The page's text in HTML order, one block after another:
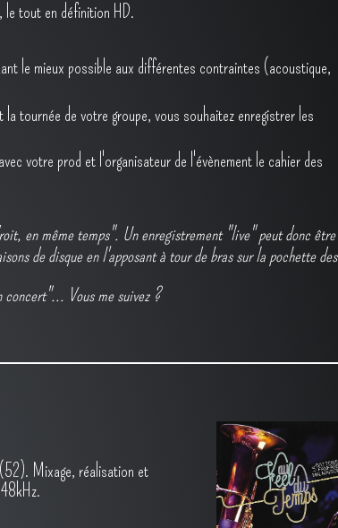
le tout en définition HD.
le mieux possible aux différentes contraintes (acoustique,
tournée de votre groupe, vous souhaitez enregistrer les
votre prod et l'organisateur de l'évènement le cahier des
en même temps". Un enregistrement "live" peut donc être
de disque en l'apposant à tour de bras sur la pochette des
concert"... Vous me suivez ?
Mixage, réalisation et